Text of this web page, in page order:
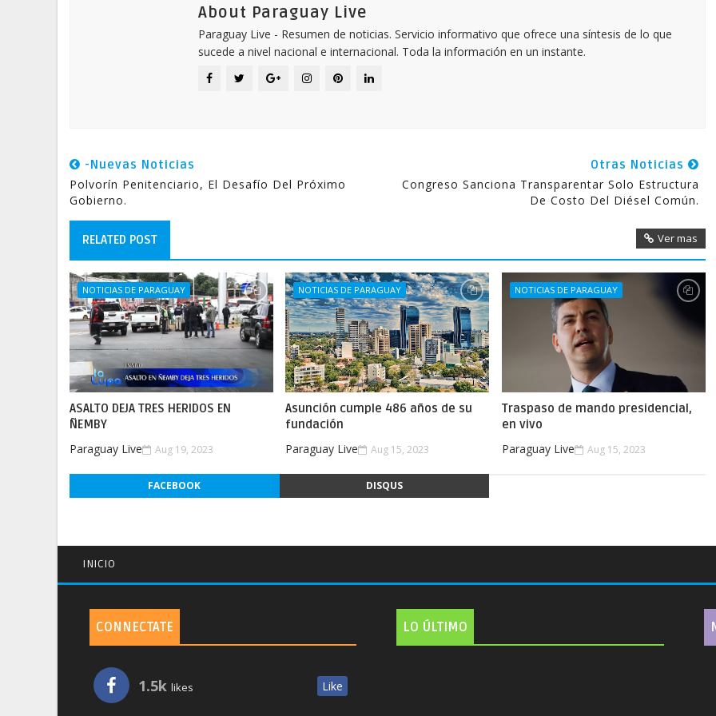
About Paraguay Live
Paraguay Live - Resumen de noticias. Servicio informativo que ofrece una síntesis de lo que
sucede a nivel nacional e internacional. Toda la información en un instante.
-Nuevas Noticias
Polvorín Penitenciario, El Desafío Del Próximo
Gobierno.
Otras Noticias
Congreso Sanciona Transparentar Solo Estructura
De Costo Del Diésel Común.
RELATED POST Ver mas
NOTICIAS DE PARAGUAY
ASALTO DEJA TRES HERIDOS EN
ÑEMBY
Paraguay Live Aug 19, 2023
NOTICIAS DE PARAGUAY
Asunción cumple 486 años de su
fundación
Paraguay Live Aug 15, 2023
NOTICIAS DE PARAGUAY
Traspaso de mando presidencial,
en vivo
Paraguay Live Aug 15, 2023
FACEBOOK DISQUS
INICIO
CONNECTATE
1.5k likes Like
LO ÚLTIMO